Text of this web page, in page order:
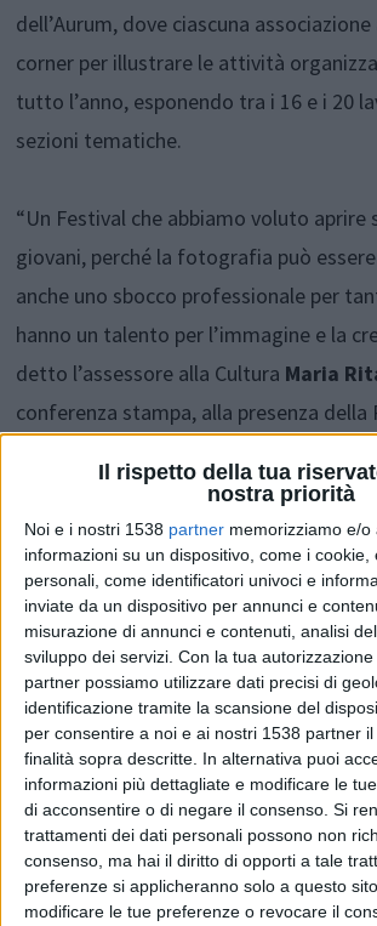
Il rispetto della tua
nostra priorità
Noi e i nostri 1538 partner memorizziamo e/o
informazioni su un dispositivo, come i cookie,
personali, come identificatori univoci e
inviate da un dispositivo per annunci e
misurazione di annunci e contenuti, analisi
sviluppo dei servizi. Con la tua
partner possiamo utilizzare dati precisi di
identificazione tramite la scansione del
per consentire a noi e ai nostri 1538 partner
finalità sopra descritte. In alternativa puoi
informazioni più dettagliate e modificare le
di acconsentire o di negare il consenso. Si
trattamenti dei dati personali possono non
consenso, ma hai il diritto di opporti a tale
preferenze si applicheranno solo a questo
modificare le tue preferenze o revocare il
dell’Aurum, dove ciascuna
corner per illustrare le attività
tutto l’anno, esponendo tra i 16 e i 20
sezioni tematiche.
“Un Festival che abbiamo voluto
giovani, perché la fotografia può
anche uno sbocco professionale per
hanno un talento per l’immagine e la
detto l’assessore alla Cultura Maria
conferenza stampa, alla presenza della
associazioni fotografiche, ovvero
Dintorni, Aternum Fotoamatori
Fotoclub Macrocosmo, Scatti e Cultura
Luce.
“Quello che prenderà il via il prossimo
sarà in assoluto il primo FotoFestival
a Pescara – ha sottolineato l’assessore
manifestazione con la quale siamo
rete le associazioni più presenti del
fotografia”.